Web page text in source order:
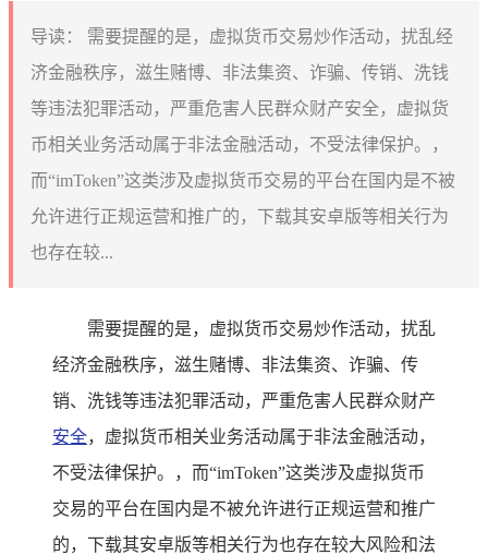
导读：
需要提醒的是，虚拟货币交易炒作活动，扰乱经
济金融秩序，滋生赌博、非法集资、诈骗、传销、洗钱
等违法犯罪活动，严重危害人民群众财产安全，虚拟货
币相关业务活动属于非法金融活动，不受法律保护。，
而“imToken”这类涉及虚拟货币交易的平台在国内是不被
允许进行正规运营和推广的，下载其安卓版等相关行为
也存在较...
需要提醒的是，虚拟货币交易炒作活动，扰乱
经济金融秩序，滋生赌博、非法集资、诈骗、传
销、洗钱等违法犯罪活动，严重危害人民群众财产
安全，虚拟货币相关业务活动属于非法金融活动，
不受法律保护。，而“imToken”这类涉及虚拟货币
交易的平台在国内是不被允许进行正规运营和推广
的，下载其安卓版等相关行为也存在较大风险和法